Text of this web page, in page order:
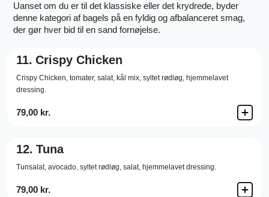
Uanset om du er til det klassiske eller det krydrede, byder
denne kategori af bagels på en fyldig og afbalanceret smag,
der gør hver bid til en sand fornøjelse.
11. Crispy Chicken
Crispy Chicken, tomater, salat, kål mix, syltet rødløg, hjemmelavet
dressing.
79,00 kr.
12. Tuna
Tunsalat, avocado, syltet rødløg, salat, hjemmelavet dressing.
79,00 kr.